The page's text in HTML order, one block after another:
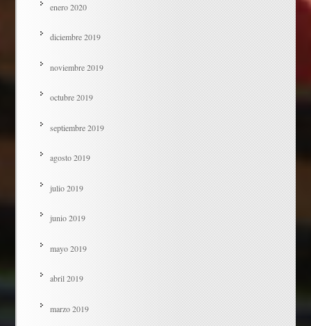
enero 2020
diciembre 2019
noviembre 2019
octubre 2019
septiembre 2019
agosto 2019
julio 2019
junio 2019
mayo 2019
abril 2019
marzo 2019